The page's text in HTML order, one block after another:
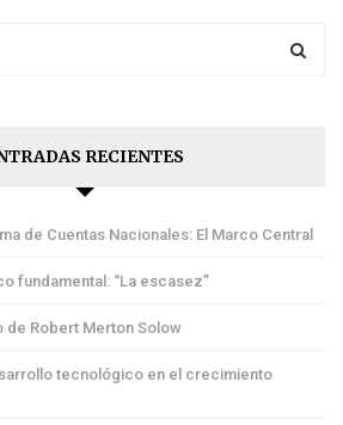
RECIENTES
de Cuentas Nacionales: El Marco Central
fundamental: “La escasez”
de Robert Merton Solow
tecnológico en el crecimiento